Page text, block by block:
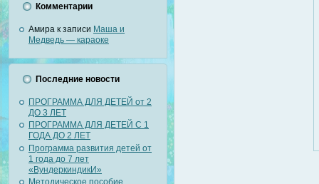
Комментарии
Амира к записи Маша и
Медведь — караоке
Последние новости
ПРОГРАММА ДЛЯ ДЕТЕЙ от 2
ДО 3 ЛЕТ
ПРОГРАММА ДЛЯ ДЕТЕЙ С 1
ГОДА ДО 2 ЛЕТ
Программа развития детей от
1 года до 7 лет
«ВундеркиндикИ»
Методическое пособие